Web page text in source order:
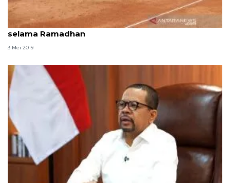
Timnas sofbol putri jalani pelatihan desentralisasi
selama Ramadhan
3 Mei 2019